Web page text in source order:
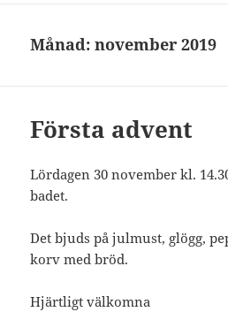
Månad:november 2019
Första advent
Lördagen 30 november kl.
badet.
Det bjuds på julmust, glögg,
korv med bröd.
Hjärtligt välkomna